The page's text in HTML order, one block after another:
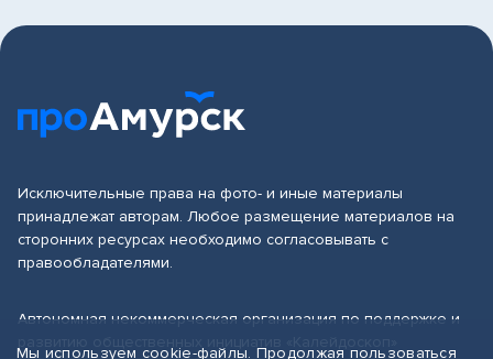
Исключительные права на фото- и иные материалы
принадлежат авторам. Любое размещение материалов на
сторонних ресурсах необходимо согласовывать с
правообладателями.
Автономная некоммерческая организация по поддержке и
Мы используем cookie-файлы. Продолжая пользоваться